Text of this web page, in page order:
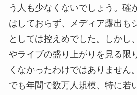
う人も少なくないでしょう。確
はしておらず、メディア露出も
としては控えめでした。しかし
やライブの盛り上がりを見る限
くなかったわけではありません
でも年間で数万人規模、特に若